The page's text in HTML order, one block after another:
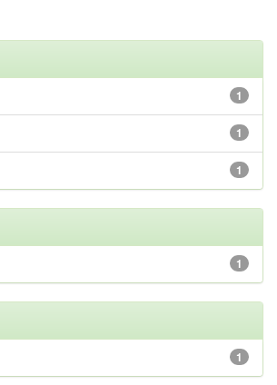
1
1
1
1
1